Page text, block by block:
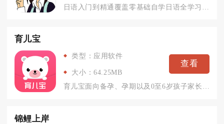
育儿宝
类型：应用软件
大小：64.25MB
查看
育儿宝面向备孕、孕期以及0至6岁孩子家长打造，整合成长记录、...
锦鲤上岸